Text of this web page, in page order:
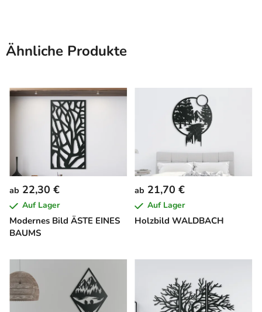
Ähnliche Produkte
Modernes Bild ÄSTE EINES
BAUMS
ab 22,30 €
Auf Lager
Holzbild WALDBACH
ab 21,70 €
Auf Lager